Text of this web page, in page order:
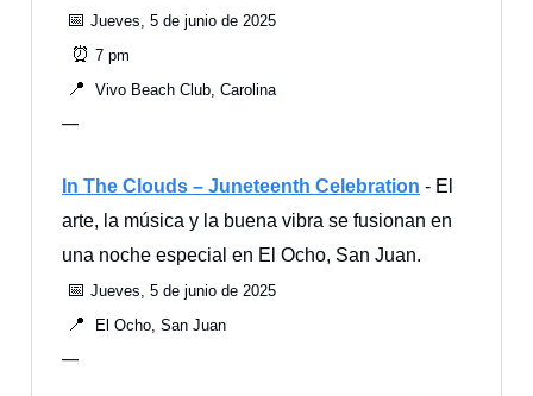
📅 Jueves, 5 de junio de 2025
⏰ 7 pm
📍 Vivo Beach Club, Carolina
—
In The Clouds – Juneteenth Celebration - El
arte, la música y la buena vibra se fusionan en
una noche especial en El Ocho, San Juan.
📅 Jueves, 5 de junio de 2025
📍 El Ocho, San Juan
—